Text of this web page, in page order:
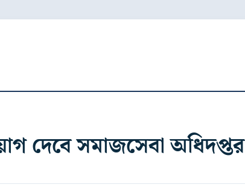
দেবে সমাজসেবা অধিদপ্তর